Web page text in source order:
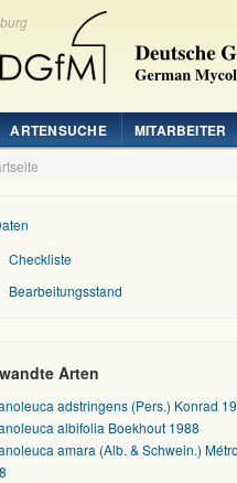
ARTENSUCHE MITARBEITER
Checkliste
Bearbeitungsstand
Arten
adstringens (Pers.) Konrad
albifolia Boekhout 1988
amara (Alb. & Schwein.)